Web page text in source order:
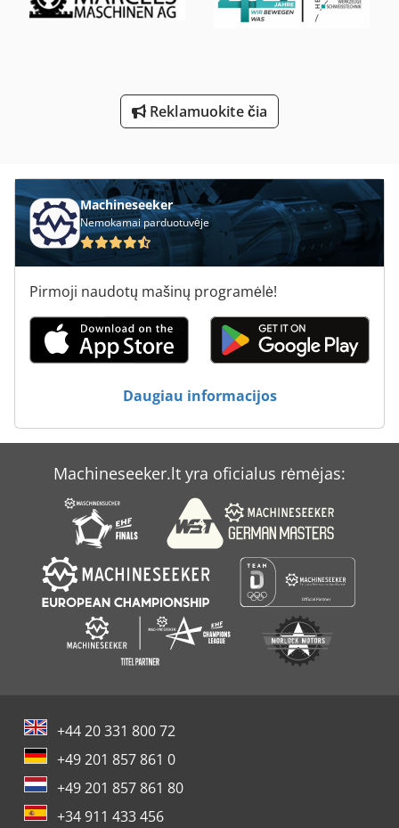
Sdah Plokštuma Ir Žiedai
Tekinimo Su Skaitmeniniu Ekranu
Įrankis Ir Pjautuvas Malūnėlis
Reklamuokite čia
Machineseeker
Nemokamai parduotuvėje
Pirmoji naudotų mašinų programėlė!
Daugiau informacijos
Machineseeker.lt yra oficialus rėmėjas:
+44 20 331 800 72
+49 201 857 861 0
+49 201 857 861 80
+34 911 433 456